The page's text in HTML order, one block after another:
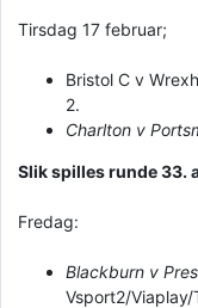
Tirsdag 17 februar;
Bristol C v
2.
Charlton v
Slik spilles runde 33.
Fredag:
Blackburn v
Vsport2/